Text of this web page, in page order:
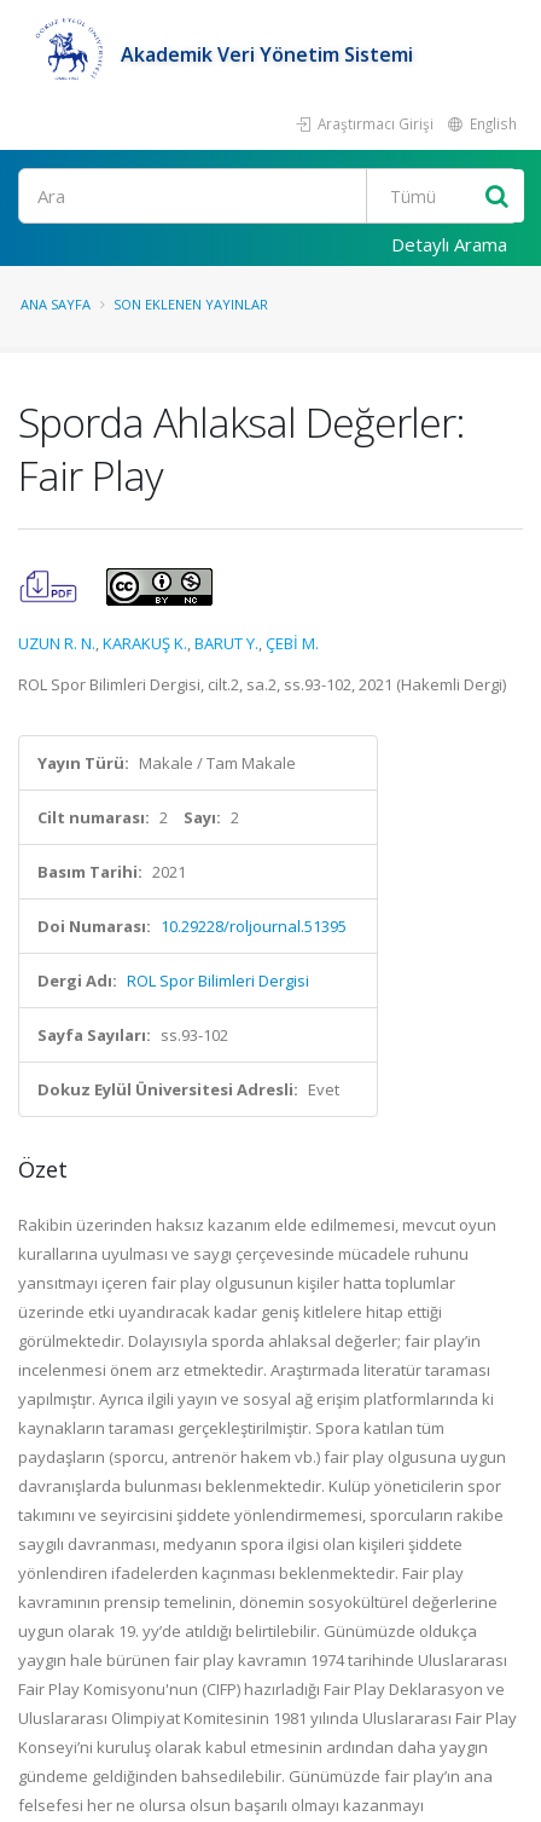
Akademik Veri Yönetim Sistemi
Araştırmacı Girişi English
Ara
Detaylı Arama
ANA SAYFA SON EKLENEN YAYINLAR
Sporda Ahlaksal Değerler:
Fair Play
UZUN R. N.,KARAKUŞ K.,BARUT Y.,ÇEBİ M.
ROL Spor Bilimleri Dergisi, cilt.2, sa.2, ss.93-102, 2021 (Hakemli Dergi)
Yayın Türü: Makale / Tam Makale
Cilt numarası: 2 Sayı: 2
Basım Tarihi: 2021
Doi Numarası: 10.29228/roljournal.51395
Dergi Adı: ROL Spor Bilimleri Dergisi
Sayfa Sayıları: ss.93-102
Dokuz Eylül Üniversitesi Adresli: Evet
Özet
Rakibin üzerinden haksız kazanım elde edilmemesi, mevcut oyun
kurallarına uyulması ve saygı çerçevesinde mücadele ruhunu
yansıtmayı içeren fair play olgusunun kişiler hatta toplumlar
üzerinde etki uyandıracak kadar geniş kitlelere hitap ettiği
görülmektedir. Dolayısıyla sporda ahlaksal değerler; fair play’in
incelenmesi önem arz etmektedir. Araştırmada literatür taraması
yapılmıştır. Ayrıca ilgili yayın ve sosyal ağ erişim platformlarında ki
kaynakların taraması gerçekleştirilmiştir. Spora katılan tüm
paydaşların (sporcu, antrenör hakem vb.) fair play olgusuna uygun
davranışlarda bulunması beklenmektedir. Kulüp yöneticilerin spor
takımını ve seyircisini şiddete yönlendirmemesi, sporcuların rakibe
saygılı davranması, medyanın spora ilgisi olan kişileri şiddete
yönlendiren ifadelerden kaçınması beklenmektedir. Fair play
kavramının prensip temelinin, dönemin sosyokültürel değerlerine
uygun olarak 19. yy’de atıldığı belirtilebilir. Günümüzde oldukça
yaygın hale bürünen fair play kavramın 1974 tarihinde Uluslararası
Fair Play Komisyonu'nun (CIFP) hazırladığı Fair Play Deklarasyon ve
Uluslararası Olimpiyat Komitesinin 1981 yılında Uluslararası Fair Play
Konseyi’ni kuruluş olarak kabul etmesinin ardından daha yaygın
gündeme geldiğinden bahsedilebilir. Günümüzde fair play’ın ana
felsefesi her ne olursa olsun başarılı olmayı kazanmayı